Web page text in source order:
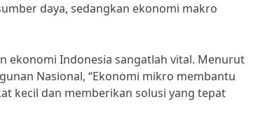
daya, sedangkan ekonomi makro
ekonomi Indonesia sangatlah vital. Menurut
Nasional, “Ekonomi mikro membantu
kecil dan memberikan solusi yang tepat